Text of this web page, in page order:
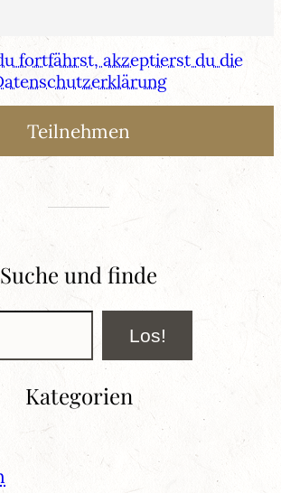
fortfährst, akzeptierst du die
Suche und finde
Los!
Kategorien